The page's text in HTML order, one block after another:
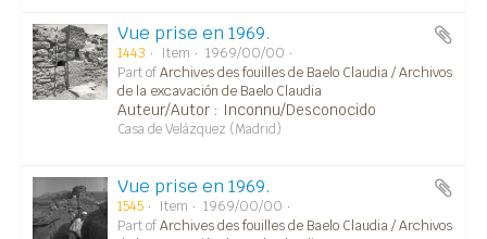
Vue prise en 1969.
1443 Item
1969/00/00
Part ofArchives des fouilles de Baelo Claudia / Archivos
de la excavación de Baelo Claudia
Auteur/Autor : Inconnu/Desconocido
Casa de Velázquez (Madrid)
Vue prise en 1969.
1545 Item
1969/00/00
Part ofArchives des fouilles de Baelo Claudia / Archivos